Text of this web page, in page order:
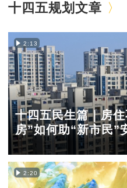
十四五规划文章
2:13
十四五民生篇｜房
房”如何助“新市民”
2:20